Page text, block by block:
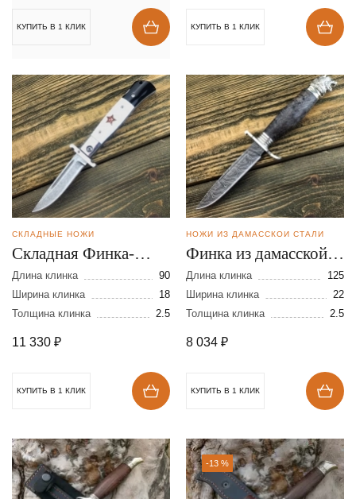
КУПИТЬ В 1 КЛИК КУПИТЬ В 1 КЛИК
СКЛАДНЫЕ НОЖИ
Складная Финка-
мини из булатной
стали
Длина клинка
90
Ширина клинка
18
Толщина клинка
2.5
11 330 ₽
КУПИТЬ В 1 КЛИК
НОЖИ ИЗ ДАМАССКОЙ СТАЛИ
Финка из дамасской
стали
Длина клинка
125
Ширина клинка
22
Толщина клинка
2.5
8 034 ₽
КУПИТЬ В 1 КЛИК
-13 %